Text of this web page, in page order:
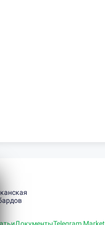
ДокументыTelegram Market